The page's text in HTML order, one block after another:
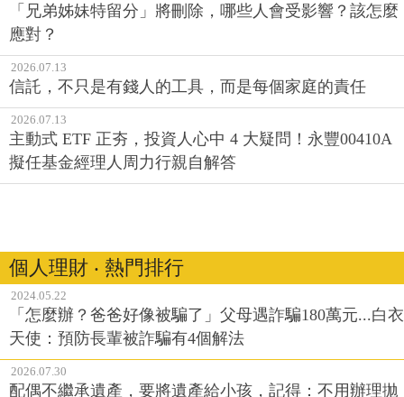
「兄弟姊妹特留分」將刪除，哪些人會受影響？該怎麼
應對？
2026.07.13
信託，不只是有錢人的工具，而是每個家庭的責任
2026.07.13
主動式 ETF 正夯，投資人心中 4 大疑問！永豐00410A
擬任基金經理人周力行親自解答
個人理財 ‧ 熱門排行
2024.05.22
「怎麼辦？爸爸好像被騙了」父母遇詐騙180萬元...白衣
天使：預防長輩被詐騙有4個解法
2026.07.30
配偶不繼承遺產，要將遺產給小孩，記得：不用辦理拋